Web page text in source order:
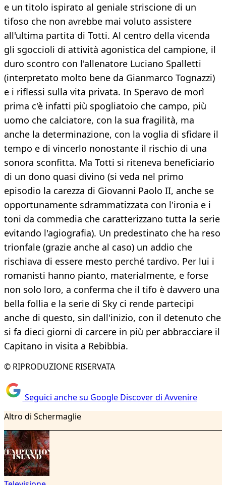
e un titolo ispirato al geniale striscione di un
tifoso che non avrebbe mai voluto assistere
all'ultima partita di Totti. Al centro della vicenda
gli sgoccioli di attività agonistica del campione, il
duro scontro con l'allenatore Luciano Spalletti
(interpretato molto bene da Gianmarco Tognazzi)
e i riflessi sulla vita privata. In Speravo de morì
prima c'è infatti più spogliatoio che campo, più
uomo che calciatore, con la sua fragilità, ma
anche la determinazione, con la voglia di sfidare il
tempo e di vincerlo nonostante il rischio di una
sonora sconfitta. Ma Totti si riteneva beneficiario
di un dono quasi divino (si veda nel primo
episodio la carezza di Giovanni Paolo II, anche se
opportunamente sdrammatizzata con l'ironia e i
toni da commedia che caratterizzano tutta la serie
evitando l'agiografia). Un predestinato che ha reso
trionfale (grazie anche al caso) un addio che
rischiava di essere mesto perché tardivo. Per lui i
romanisti hanno pianto, materialmente, e forse
non solo loro, a conferma che il tifo è davvero una
bella follia e la serie di Sky ci rende partecipi
anche di questo, sin dall'inizio, con il detenuto che
si fa dieci giorni di carcere in più per abbracciare il
Capitano in visita a Rebibbia.
© RIPRODUZIONE RISERVATA
Seguici anche su Google Discover di Avvenire
Altro di Schermaglie